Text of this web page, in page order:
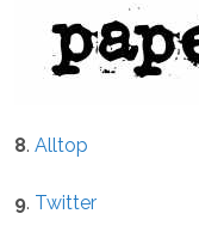
8. Alltop
9. Twitter